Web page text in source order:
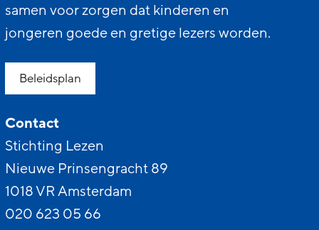
samen voor zorgen dat kinderen en
jongeren goede en gretige lezers worden.
Beleidsplan
Contact
Stichting Lezen
Nieuwe Prinsengracht 89
1018 VR Amsterdam
020 623 05 66